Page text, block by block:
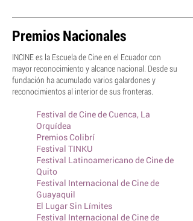
Premios Nacionales
INCINE es la Escuela de Cine en el Ecuador con
mayor reconocimiento y alcance nacional. Desde su
fundación ha acumulado varios galardones y
reconocimientos al interior de sus fronteras.
Festival de Cine de Cuenca, La
Orquídea
Premios Colibrí
Festival TINKU
Festival Latinoamericano de Cine de
Quito
Festival Internacional de Cine de
Guayaquil
El Lugar Sin Límites
Festival Internacional de Cine de